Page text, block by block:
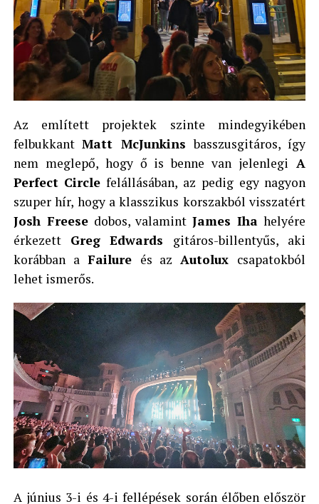
Az említett projektek szinte mindegyikében
felbukkantMatt McJunkins basszusgitáros, így
nem meglepő, hogy ő is benne van jelenlegi A
Perfect Circle felállásában, az pedig egy nagyon
szuper hír, hogy a klasszikus korszakból visszatért
Josh Freesedobos, valamintJames Iha helyére
érkezett Greg Edwards gitáros-billentyűs, aki
korábban a Failure és azAutolux csapatokból
lehet ismerős.
A június 3-i és 4-i fellépések során élőben először